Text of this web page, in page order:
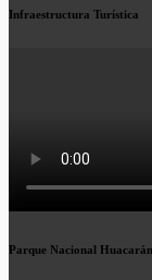
Infraestructura Turística
Parque Nacional Huacarán